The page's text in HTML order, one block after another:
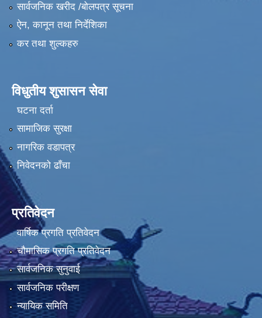
सार्वजनिक खरीद /बोलपत्र सूचना
ऐन, कानून तथा निर्देशिका
कर तथा शुल्कहरु
विधुतीय शुसासन सेवा
घटना दर्ता
सामाजिक सुरक्षा
नागरिक वडापत्र
निवेदनको ढाँचा
प्रतिवेदन
वार्षिक प्रगति प्रतिवेदन
चौमासिक प्रगति प्रतिवेदन
सार्वजनिक सुनुवाई
सार्वजनिक परीक्षण
न्यायिक समिति